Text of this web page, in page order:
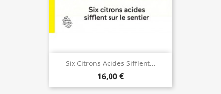
Six Citrons Acides Sifflent...
16,00 €